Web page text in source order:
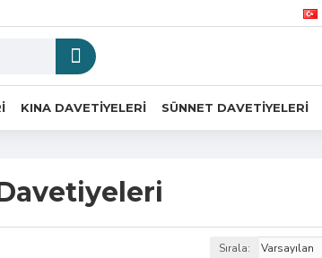
KINA DAVETIYELERI SÜNNET DAVETIYELERI
Sırala: